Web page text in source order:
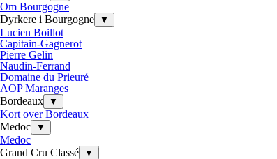
Om Bourgogne
Dyrkere i Bourgogne
▼
Lucien Boillot
Capitain-Gagnerot
Pierre Gelin
Naudin-Ferrand
Domaine du Prieuré
AOP Maranges
Bordeaux
▼
Kort over Bordeaux
Medoc
▼
Medoc
Grand Cru Classé
▼